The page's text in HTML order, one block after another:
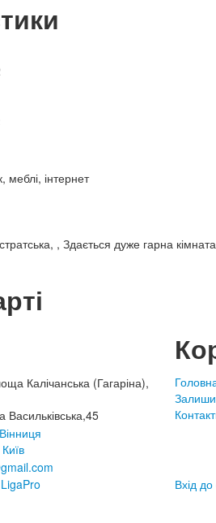
меблі, інтернет
, Здається дуже гарна
Калічанська (Гагаріна),
Васильківська,45
LigaPro Вхід